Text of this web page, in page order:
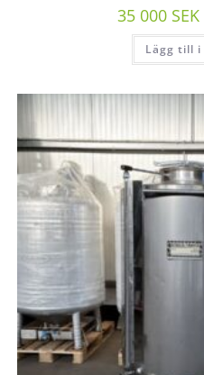
35 000 SEK
Lägg till